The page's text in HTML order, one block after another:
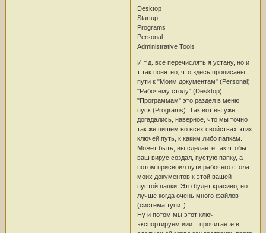
Desktop
Startup
Programs
Personal
Administrative Tools
И.т.д. все перечислять я устану, но и
т так понятно, что здесь прописаны
пути к "Моим документам" (Personal)
"Рабочему столу" (Desktop)
"Программам" это раздел в меню
пуск (Programs). Так вот вы уже
догадались, наверное, что мы точно
так же пишем во всех свойствах этих
ключей путь, к каким либо папкам.
Может быть, вы сделаете так чтобы
ваш вирус создал, пустую папку, а
потом присвоил пути рабочего стола
моих документов к этой вашей
пустой папки. Это будет красиво, но
лучше когда очень много файлов
(система тупит)
Ну и потом мы этот ключ
экспортируем иии... прочитаете в